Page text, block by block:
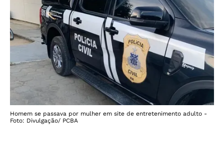
Homem se passava por mulher em site de entretenimento adulto -
Foto: Divulgação/ PCBA